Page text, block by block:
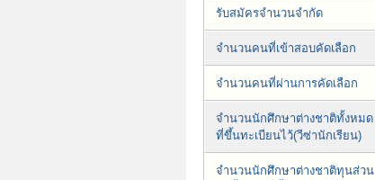
รับสมัครจำนวนจำกัด
จำนวนคนที่เข้าสอบคัดเลือก
จำนวนคนที่ผ่านการคัดเลือก
จำนวนนักศึกษาต่างชาติทั้งหมด
ที่ขึ้นทะเบียนไว้(วีซ่านักเรียน)
จำนวนนักศึกษาต่างชาติทุนส่วน